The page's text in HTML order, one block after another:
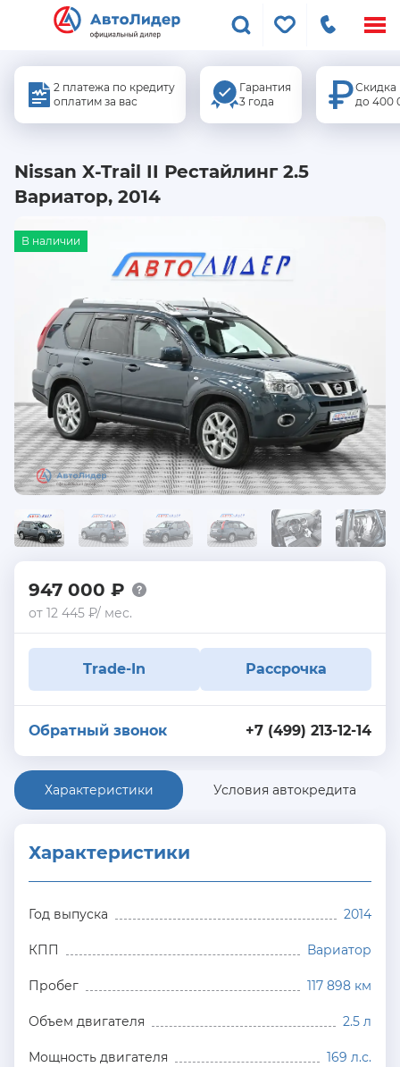
2 платежа по кредиту
оплатим за вас
Гарантия
3 года
Скидка
до 400
Nissan X-Trail II Рестайлинг 2.5
Вариатор, 2014
В наличии
947 000 ₽
от 12 445 ₽/ мес.
Trade-In Рассрочка
+7 (499) 213-12-14
Обратный звонок
Характеристики Условия автокредита
Характеристики
Год выпуска 2014
КПП Вариатор
Пробег 117 898 км
Объем двигателя 2.5 л
Мощность двигателя 169 л.с.